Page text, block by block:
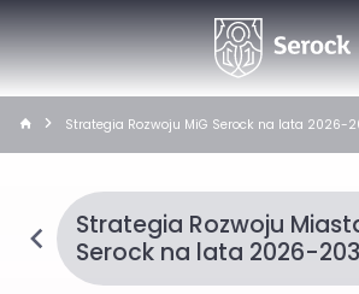
Strategia Rozwoju MiG Serock na lata 2026-
Strategia Rozwoju
Serock na lata 2026-